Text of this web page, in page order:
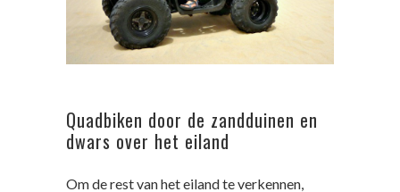
Quadbiken door de zandduinen en
dwars over het eiland
Om de rest van het eiland te verkennen,